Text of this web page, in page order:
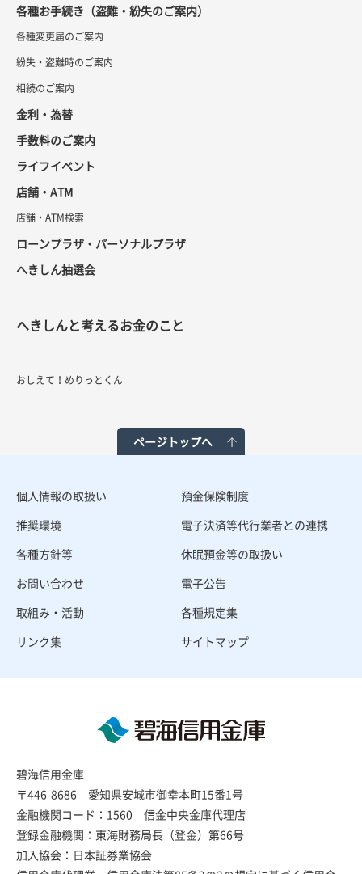
各種お手続き（盗難・紛失のご案内）
各種変更届のご案内
紛失・盗難時のご案内
相続のご案内
金利・為替
手数料のご案内
ライフイベント
店舗・ATM
店舗・ATM検索
ローンプラザ・パーソナルプラザ
へきしん抽選会
へきしんと考えるお金のこと
おしえて！めりっとくん
ページトップへ
個人情報の取扱い
預金保険制度
推奨環境
電子決済等代行業者との連携
各種方針等
休眠預金等の取扱い
お問い合わせ
電子公告
取組み・活動
各種規定集
リンク集
サイトマップ
碧海信用金庫
〒446-8686 愛知県安城市御幸本町15番1号
金融機関コード：1560 信金中央金庫代理店
登録金融機関：東海財務局長（登金）第66号
加入協会：日本証券業協会